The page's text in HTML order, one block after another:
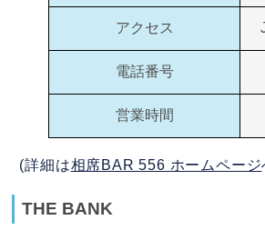
アクセス
電話番号
営業時間
(詳細は相席BAR 556 ホームページ
THE BANK